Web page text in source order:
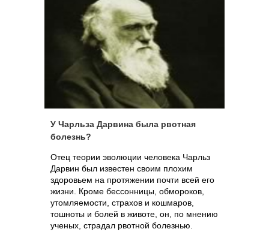
У Чарльза Дарвина была рвотная
болезнь?
Отец теории эволюции человека Чарльз
Дарвин был известен своим плохим
здоровьем на протяжении почти всей его
жизни. Кроме бессонницы, обмороков,
утомляемости, страхов и кошмаров,
тошноты и болей в животе, он, по мнению
ученых, страдал рвотной болезнью.